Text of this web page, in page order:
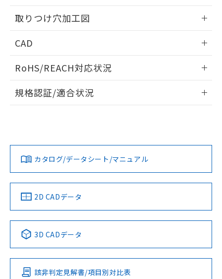
取りつけ穴加工図
CAD
ドすることができます。
ログイン/会員登録
ダウンロードデータをご利用いただく前に、以下を必ずお読
みください。
ソフトウェアの使用条件
RoHS/REACH対応状況
EU RoHS 注意事項・凡例
対応済み
中国 RoHS 注意事項・凡例
Pb Hg Cd Cr(VI)
O
規格認証/適合状況
カタログ/データシート/マニュアル
2D CADデータ
3D CADデータ
該非判定見解書/項目別対比表
既に当社にて対応品への在庫切替を完了
していることから、特段のことがない限
り、2022年1月12日より割愛しておりま